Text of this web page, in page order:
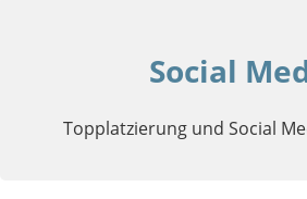
Social
Topplatzierung und Social